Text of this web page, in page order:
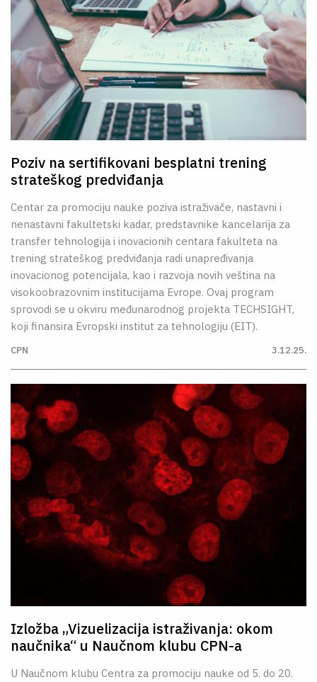
Poziv na sertifikovani besplatni trening
strateškog predviđanja
Centar za promociju nauke poziva istraživače, nastavni i
nenastavni fakultetski kadar, predstavnike kancelarija za
transfer tehnologija i inovacionih centara fakulteta na
trening strateškog predviđanja radi unapređivanja
inovacionog potencijala, kao i razvoja novih veština na
visokoobrazovnim institucijama Evrope. Ovaj program
sprovodi se u okviru međunarodnog projekta TECHSIGHT,
koji finansira Evropski institut za tehnologiju (EIT).
CPN 3.12.25.
Izložba „Vizuelizacija istraživanja: okom
naučnika“ u Naučnom klubu CPN-a
U Naučnom klubu Centra za promociju nauke od 5. do 20.